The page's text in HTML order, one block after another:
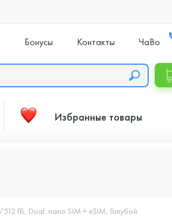
Бонусы Контакты ЧаВо
Избранные товары
Гб, Dual: nano SIM + eSIM, Голубой